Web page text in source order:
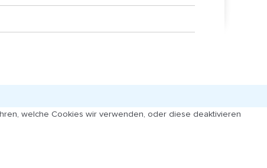
welche Cookies wir verwenden, oder diese deaktivieren